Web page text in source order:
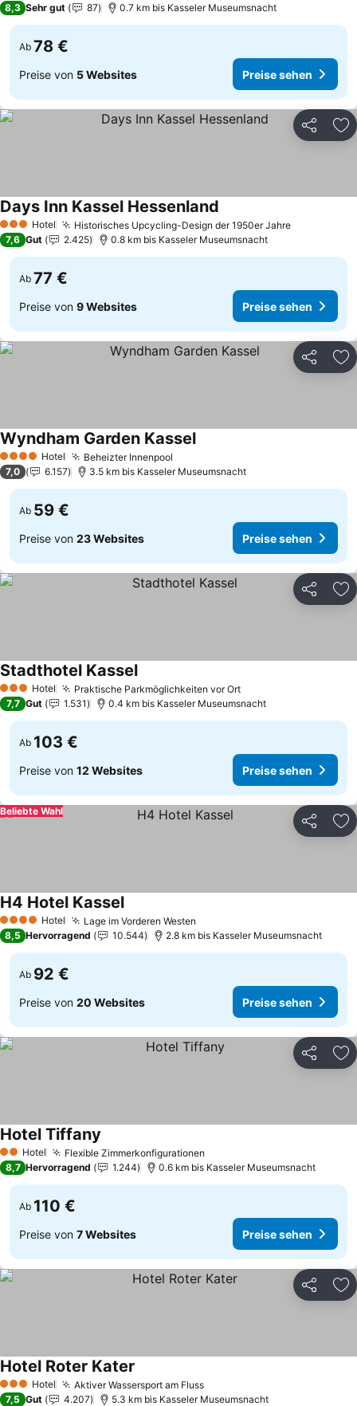
8,3 Sehr gut 87 0.7 km bis Kasseler Museumsnacht
Ab 78 €
Preise von 5 Websites Preise sehen
Teilen
3 SterneHotel Historisches Upcycling-Design der 1950er Jahre
Days Inn Kassel Hessenland
7,6 Gut 2.425 0.8 km bis Kasseler Museumsnacht
Ab 77 €
Preise von 9 Websites Preise sehen
Teilen
4 Sterne Hotel Beheizter Innenpool
Wyndham Garden Kassel
7,0 6.157 3.5 km bis Kasseler Museumsnacht
Ab 59 €
Preise von 23 Websites Preise sehen
Teilen
3 SterneHotel Praktische Parkmöglichkeiten vor Ort
Stadthotel Kassel
7,7 Gut 1.531 0.4 km bis Kasseler Museumsnacht
Ab 103 €
Preise von 12 Websites Preise sehen
Teilen
Beliebte Wahl
4 Sterne Hotel Lage im Vorderen Westen
H4 Hotel Kassel
8,5 Hervorragend 10.544 2.8 km bis Kasseler Museumsnacht
Ab 92 €
Preise von 20 Websites Preise sehen
Teilen
2 Sterne
Hotel Flexible Zimmerkonfigurationen
Hotel Tiffany
8,7 Hervorragend 1.244 0.6 km bis Kasseler Museumsnacht
Ab 110 €
Preise von 7 Websites Preise sehen
Teilen
3 SterneHotel Aktiver Wassersport am Fluss
Hotel Roter Kater
7,5 Gut 4.207 5.3 km bis Kasseler Museumsnacht